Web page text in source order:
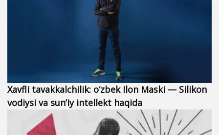
Xavfli tavakkalchilik: o‘zbek Ilon Maski — Silikon
vodiysi va sun’iy intellekt haqida